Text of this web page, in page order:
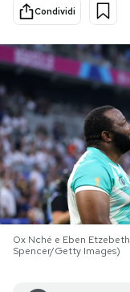
Economia
PODCAST
NEWSLETTER
I MIEI PREFERITI
Condividi
Ox Nché e Eben
Spencer/Getty Images)